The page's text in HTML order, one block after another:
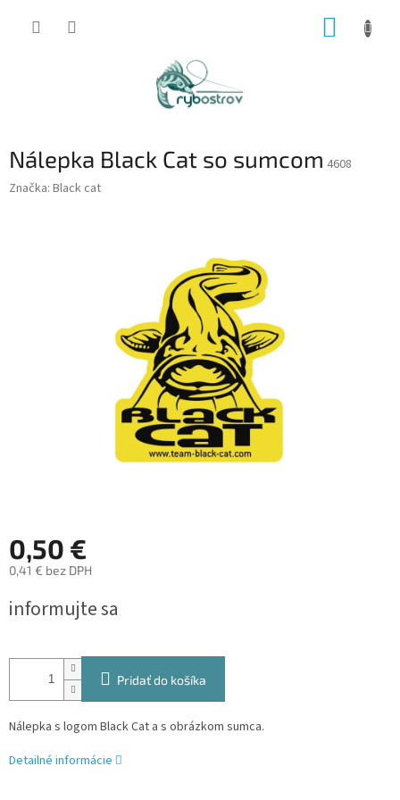
Nálepka Black Cat so sumcom 4608
Značka: Black cat
0,50 €
0,41 € bez DPH
cena:
informujte sa
Pridať do košíka
Nálepka s logom Black Cat a s obrázkom sumca.
Detailné informácie